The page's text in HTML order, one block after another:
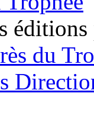
éditions
du